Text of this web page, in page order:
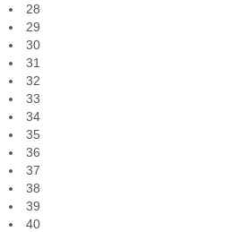
28
29
30
31
32
33
34
35
36
37
38
39
40